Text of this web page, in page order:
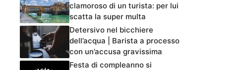
clamoroso di un turista: per lui
scatta la super multa
Detersivo nel bicchiere
dell’acqua | Barista a processo
con un’accusa gravissima
Festa di compleanno si